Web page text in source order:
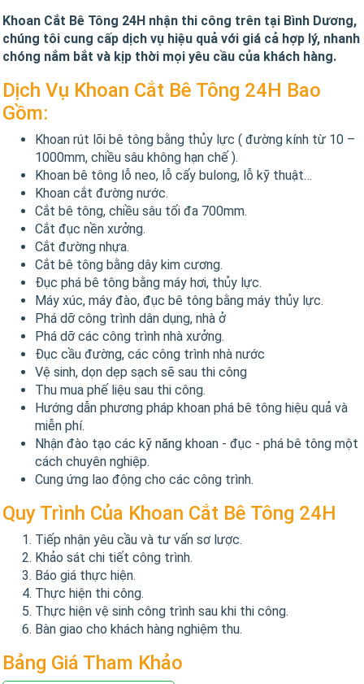
Khoan Cắt Bê Tông 24H nhận thi công trên tại Bình Dương,
chúng tôi cung cấp dịch vụ hiệu quả với giá cả hợp lý, nhanh
chóng nắm bắt và kịp thời mọi yêu cầu của khách hàng.
Dịch Vụ Khoan Cắt Bê Tông 24H Bao
Gồm:
Khoan rút lõi bê tông bằng thủy lực ( đường kính từ 10 –
1000mm, chiều sâu không hạn chế ).
Khoan bê tông lỗ neo, lỗ cấy bulong, lỗ kỹ thuật…
Khoan cắt đường nước.
Cắt bê tông, chiều sâu tối đa 700mm.
Cắt đục nền xưởng.
Cắt đường nhựa.
Cắt bê tông bằng dây kim cương.
Đục phá bê tông bằng máy hơi, thủy lực.
Máy xúc, máy đào, đục bê tông bằng máy thủy lực.
Phá dỡ công trình dân dụng, nhà ở
Phá dỡ các công trình nhà xưởng.
Đục cầu đường, các công trình nhà nước
Vệ sinh, dọn dẹp sạch sẽ sau thi công
Thu mua phế liệu sau thi công.
Hướng dẫn phương pháp khoan phá bê tông hiệu quả và
miễn phí.
Nhận đào tạo các kỹ năng khoan - đục - phá bê tông một
cách chuyên nghiệp.
Cung ứng lao động cho các công trình.
Quy Trình Của Khoan Cắt Bê Tông 24H
Tiếp nhận yêu cầu và tư vấn sơ lược.
Khảo sát chi tiết công trình.
Báo giá thực hiện.
Thực hiện thi công.
Thực hiện vệ sinh công trình sau khi thi công.
Bàn giao cho khách hàng nghiệm thu.
Bảng Giá Tham Khảo